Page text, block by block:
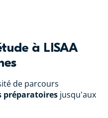
à LISAA
de parcours
préparatoires jusqu'aux